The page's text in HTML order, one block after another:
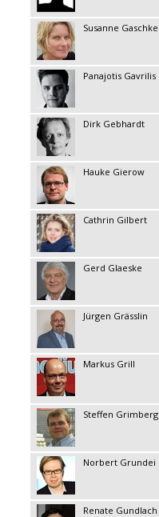
Susanne Gaschke
Panajotis Gavrilis
Dirk Gebhardt
Hauke Gierow
Cathrin Gilbert
Gerd Glaeske
Jürgen Grässlin
Markus Grill
Steffen Grimberg
Norbert Grundei
Renate Gundlach